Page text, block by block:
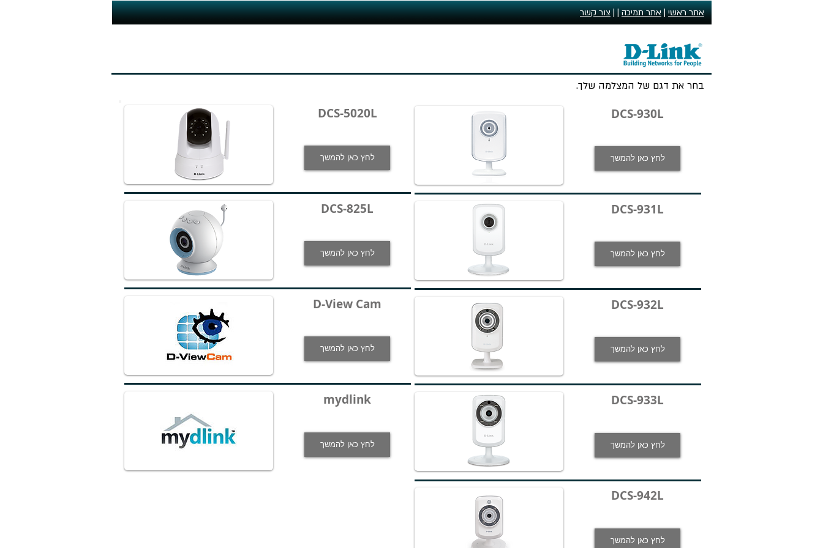
אתר ראשי|אתר תמיכה| |צור קשר
בחר את דגם של המצלמה שלך.
DCS-5020L
לחץ כאן להמשך
DCS-825L
לחץ כאן להמשך
D-View Cam
לחץ כאן להמשך
mydlink
לחץ כאן להמשך
DCS-930L
לחץ כאן להמשך
DCS-931L
לחץ כאן להמשך
DCS-932L
לחץ כאן להמשך
DCS-933L
לחץ כאן להמשך
DCS-942L
לחץ כאן להמשך